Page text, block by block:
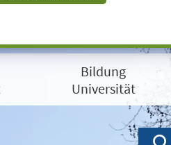
Bildung
Universität